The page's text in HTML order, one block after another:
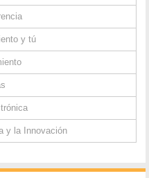
y tú
y la Innovación